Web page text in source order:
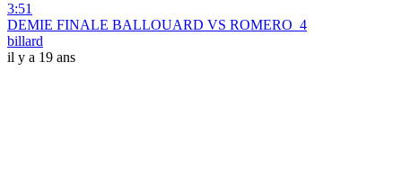
3:51
DEMIE FINALE BALLOUARD VS ROMERO_4
billard
il y a 19 ans